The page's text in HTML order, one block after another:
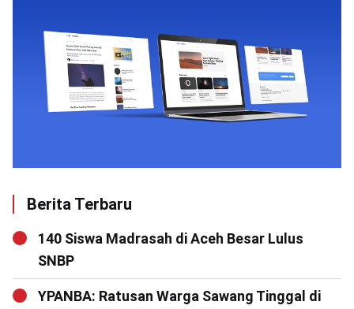
Berita Terbaru
140 Siswa Madrasah di Aceh Besar Lulus
SNBP
YPANBA: Ratusan Warga Sawang Tinggal di